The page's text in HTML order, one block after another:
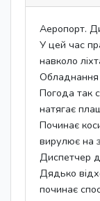
Аеропорт.
У цей час
навколо
Обладнання
Погода так
натягає
Починає
вирулює на
Диспетчер
Дядько
починає